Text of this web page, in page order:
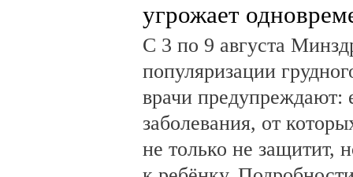
угрожает
С 3 по 9 августа
популяризации
врачи предупреждают:
заболевания, от
не только не защитит,